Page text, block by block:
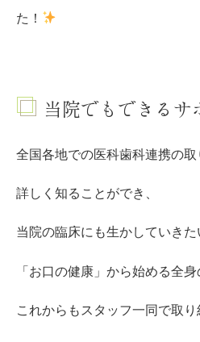
た！
当院でもできるサ
全国各地での医科歯科連携の
詳しく知ることができ、
当院の臨床にも生かしていきた
「お口の健康」から始める全身
これからもスタッフ一同で取